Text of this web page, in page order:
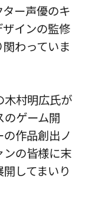
ー声優のキ
インの監修
わっていま
木村明広氏が
ゲーム開
作品創出ノ
ンの皆様に末
してまいり